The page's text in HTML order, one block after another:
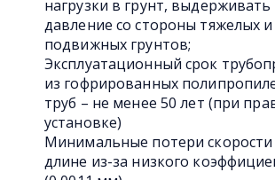
нагрузки в грунт,
давление со стороны тяжелых и
подвижных грунтов;
Эксплуатационный срок
из гофрированных
труб – не менее 50 лет (при
установке)
Минимальные потери скорости
длине из-за низкого